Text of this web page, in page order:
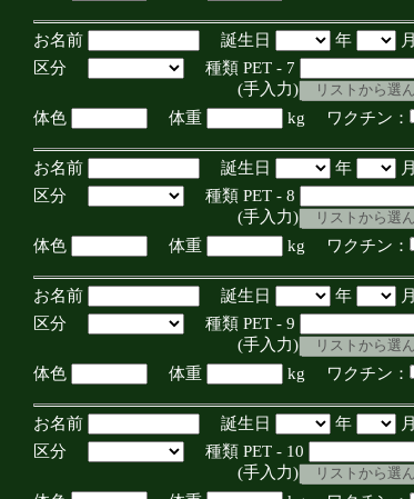
お名前 誕生日 年 月
区分
種類 PET - 7
(手入力)
体色
体重 kg ワクチン：
お名前 誕生日 年 月
区分
種類 PET - 8
(手入力)
体色
体重 kg ワクチン：
お名前 誕生日 年 月
区分
種類 PET - 9
(手入力)
体色
体重 kg ワクチン：
お名前 誕生日 年 月
区分
種類 PET - 10
(手入力)